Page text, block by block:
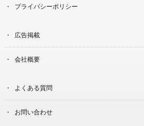
プライバシーポリシー
広告掲載
会社概要
よくある質問
お問い合わせ